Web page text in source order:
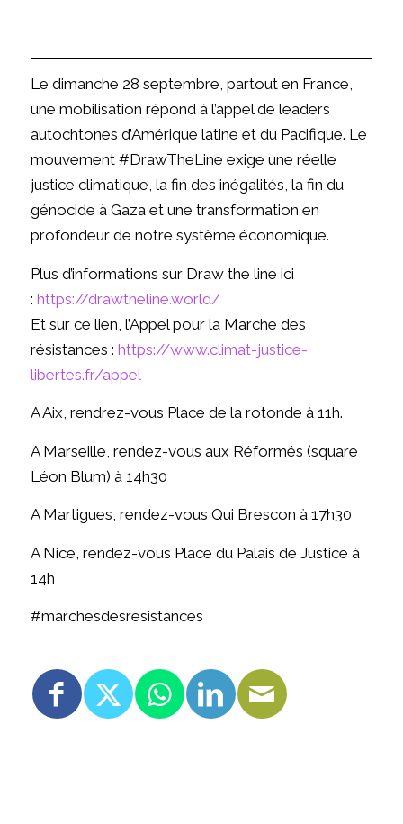
Le dimanche 28 septembre, partout en France,
une mobilisation répond à l’appel de leaders
autochtones d’Amérique latine et du Pacifique. Le
mouvement #DrawTheLine exige une réelle
justice climatique, la fin des inégalités, la fin du
génocide à Gaza et une transformation en
profondeur de notre système économique.
Plus d’informations sur Draw the line ici
: https://drawtheline.world/
Et sur ce lien, l’Appel pour la Marche des
résistances : https://www.climat-justice-
libertes.fr/appel
A Aix, rendrez-vous Place de la rotonde à 11h.
A Marseille, rendez-vous aux Réformés (square
Léon Blum) à 14h30
A Martigues, rendez-vous Qui Brescon à 17h30
A Nice, rendez-vous Place du Palais de Justice à
14h
#marchesdesresistances